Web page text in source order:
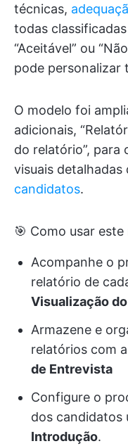
técnicas,
todas classificadas
“Aceitável” ou
pode personalizar
O modelo foi
adicionais,
do relatório”, para
visuais detalhadas
candidatos.
🎯 Como usar
Acompanhe o
relatório de
Visualização
Armazene e
relatórios com a
de Entrevista
Configure o
dos candidatos
Introdução.